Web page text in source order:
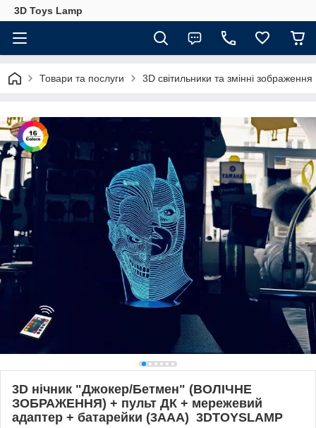
3D Toys Lamp
Товари та послуги 3D світильники та змінні зображення
3D нічник "Джокер/Бетмен" (ВОЛІЧНЕ
ЗОБРАЖЕННЯ) + пульт ДК + мережевий
адаптер + батарейки (3ААА) 3DTOYSLAMP